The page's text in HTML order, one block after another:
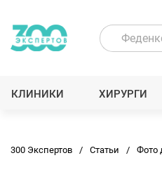
КЛИНИКИ ХИРУРГИ
300 Экспертов Статьи Фото